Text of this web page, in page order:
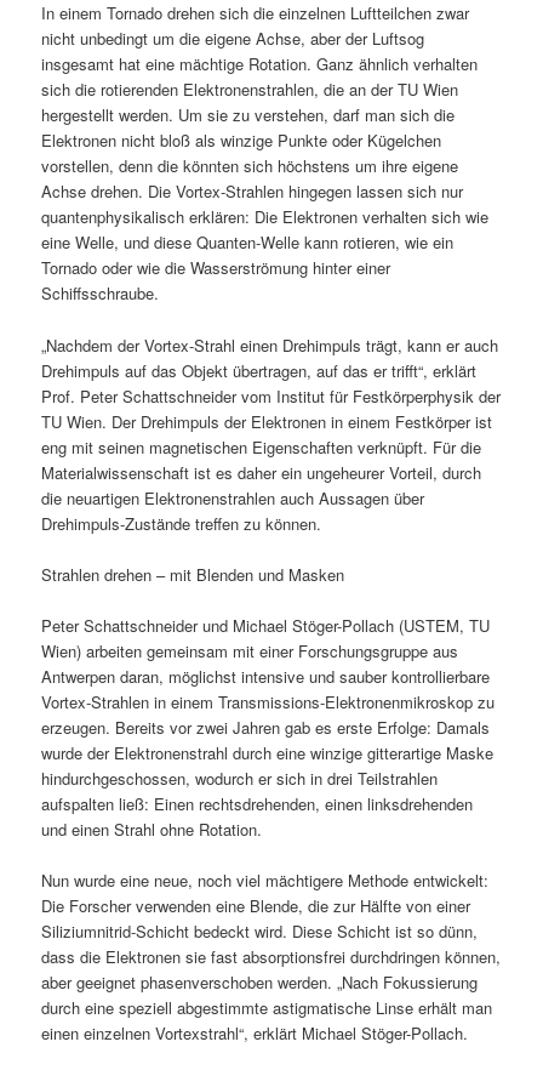
In einem Tornado drehen sich die einzelnen Luftteilchen zwar
nicht unbedingt um die eigene Achse, aber der Luftsog
insgesamt hat eine mächtige Rotation. Ganz ähnlich verhalten
sich die rotierenden Elektronenstrahlen, die an der TU Wien
hergestellt werden. Um sie zu verstehen, darf man sich die
Elektronen nicht bloß als winzige Punkte oder Kügelchen
vorstellen, denn die könnten sich höchstens um ihre eigene
Achse drehen. Die Vortex-Strahlen hingegen lassen sich nur
quantenphysikalisch erklären: Die Elektronen verhalten sich wie
eine Welle, und diese Quanten-Welle kann rotieren, wie ein
Tornado oder wie die Wasserströmung hinter einer
Schiffsschraube.
„Nachdem der Vortex-Strahl einen Drehimpuls trägt, kann er auch
Drehimpuls auf das Objekt übertragen, auf das er trifft“, erklärt
Prof. Peter Schattschneider vom Institut für Festkörperphysik der
TU Wien. Der Drehimpuls der Elektronen in einem Festkörper ist
eng mit seinen magnetischen Eigenschaften verknüpft. Für die
Materialwissenschaft ist es daher ein ungeheurer Vorteil, durch
die neuartigen Elektronenstrahlen auch Aussagen über
Drehimpuls-Zustände treffen zu können.
Strahlen drehen – mit Blenden und Masken
Peter Schattschneider und Michael Stöger-Pollach (USTEM, TU
Wien) arbeiten gemeinsam mit einer Forschungsgruppe aus
Antwerpen daran, möglichst intensive und sauber kontrollierbare
Vortex-Strahlen in einem Transmissions-Elektronenmikroskop zu
erzeugen. Bereits vor zwei Jahren gab es erste Erfolge: Damals
wurde der Elektronenstrahl durch eine winzige gitterartige Maske
hindurchgeschossen, wodurch er sich in drei Teilstrahlen
aufspalten ließ: Einen rechtsdrehenden, einen linksdrehenden
und einen Strahl ohne Rotation.
Nun wurde eine neue, noch viel mächtigere Methode entwickelt:
Die Forscher verwenden eine Blende, die zur Hälfte von einer
Siliziumnitrid-Schicht bedeckt wird. Diese Schicht ist so dünn,
dass die Elektronen sie fast absorptionsfrei durchdringen können,
aber geeignet phasenverschoben werden. „Nach Fokussierung
durch eine speziell abgestimmte astigmatische Linse erhält man
einen einzelnen Vortexstrahl“, erklärt Michael Stöger-Pollach.